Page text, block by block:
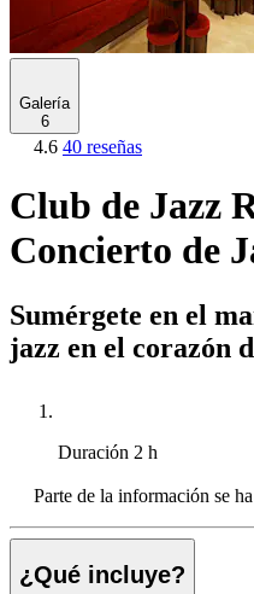
Galería
6
4.6 40 reseñas
Club de Jazz
Concierto de
Sumérgete en el
jazz en el corazón
Duración 2 h
Parte de la información se
¿Qué incluye?